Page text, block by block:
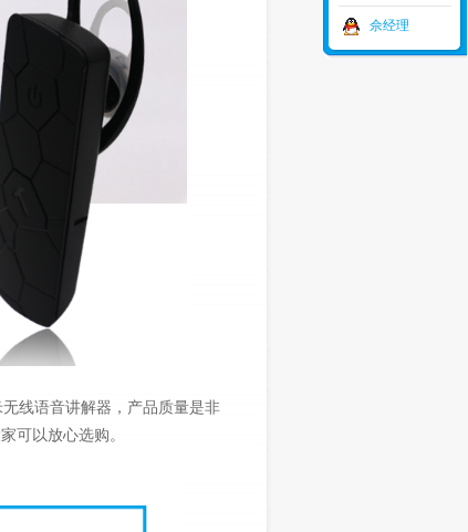
佘经理
线语音讲解器，产品质量是非
可以放心选购。